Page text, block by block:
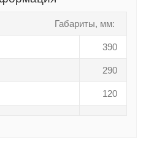
Габариты, мм:
390
290
120